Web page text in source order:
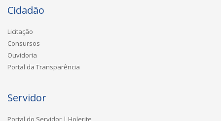
Cidadão
Licitação
Consursos
Ouvidoria
Portal da Transparência
Servidor
Portal do Servidor | Holerite